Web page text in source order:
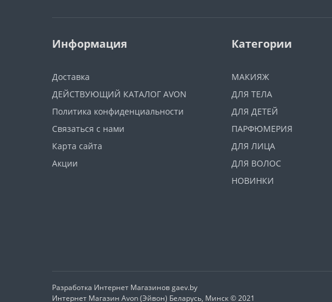
Информация
Доставка
ДЕЙСТВУЮЩИЙ КАТАЛОГ AVON
Политика конфиденциальности
Связаться с нами
Карта сайта
Акции
Категории
МАКИЯЖ
ДЛЯ ТЕЛА
ДЛЯ ДЕТЕЙ
ПАРФЮМЕРИЯ
ДЛЯ ЛИЦА
ДЛЯ ВОЛОС
НОВИНКИ
Разработка Интернет Магазиновgaev.by
Интернет Магазин Avon (Эйвон) Беларусь, Минск © 2021